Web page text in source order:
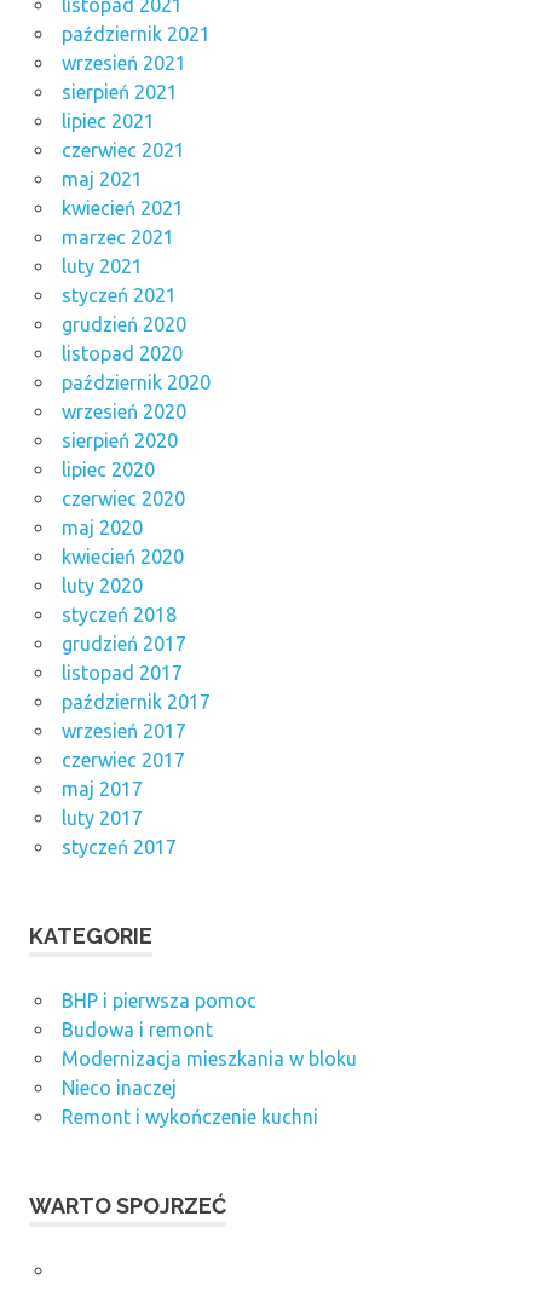
listopad 2021
październik 2021
wrzesień 2021
sierpień 2021
lipiec 2021
czerwiec 2021
maj 2021
kwiecień 2021
marzec 2021
luty 2021
styczeń 2021
grudzień 2020
listopad 2020
październik 2020
wrzesień 2020
sierpień 2020
lipiec 2020
czerwiec 2020
maj 2020
kwiecień 2020
luty 2020
styczeń 2018
grudzień 2017
listopad 2017
październik 2017
wrzesień 2017
czerwiec 2017
maj 2017
luty 2017
styczeń 2017
KATEGORIE
BHP i pierwsza pomoc
Budowa i remont
Modernizacja mieszkania w bloku
Nieco inaczej
Remont i wykończenie kuchni
WARTO SPOJRZEĆ